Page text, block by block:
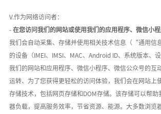
V.作为网络访问者：
- 在您访问我们的网站或使用我们的应用程序、微信小
我们会自动采集、存储并使用相关技术信息（ “通用信
的设备（IMEI、IMSI、MAC、Android ID、系统版本、
我们的网站和应用程序、微信小程序、微信公众号的互
运转、为了您获得更轻松的访问体验，我们会在网站上
存储技术，包括网页存储和DOM存储。该存储可以帮助
器负载，提高服务效率，节省资源、能源。大多数浏览